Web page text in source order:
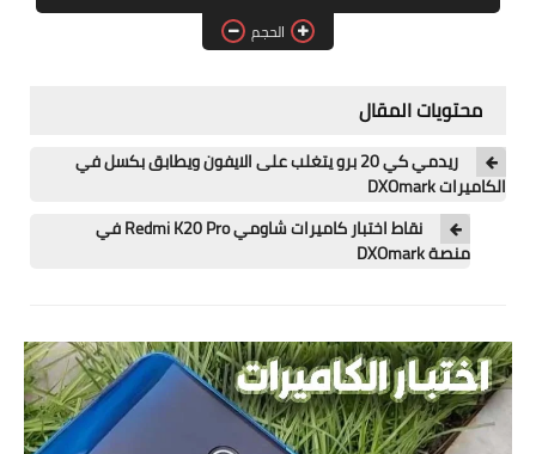
ويندوز
بلوجر
مقالات
الحجم
محتويات المقال
ريدمي كي 20 برو يتغلب على الايفون ويطابق بكسل في
الكاميرات DXOmark
نقاط اختبار كاميرات شاومي Redmi K20 Pro في
منصة DXOmark